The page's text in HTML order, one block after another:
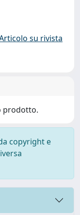
su rivista
prodotto.
copyright e